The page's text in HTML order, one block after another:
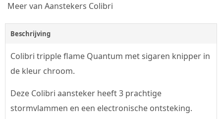
Meer van Aanstekers Colibri
Beschrijving
Colibri tripple flame Quantum met sigaren knipper in
de kleur chroom.
Deze Colibri aansteker heeft 3 prachtige
stormvlammen en een electronische ontsteking.